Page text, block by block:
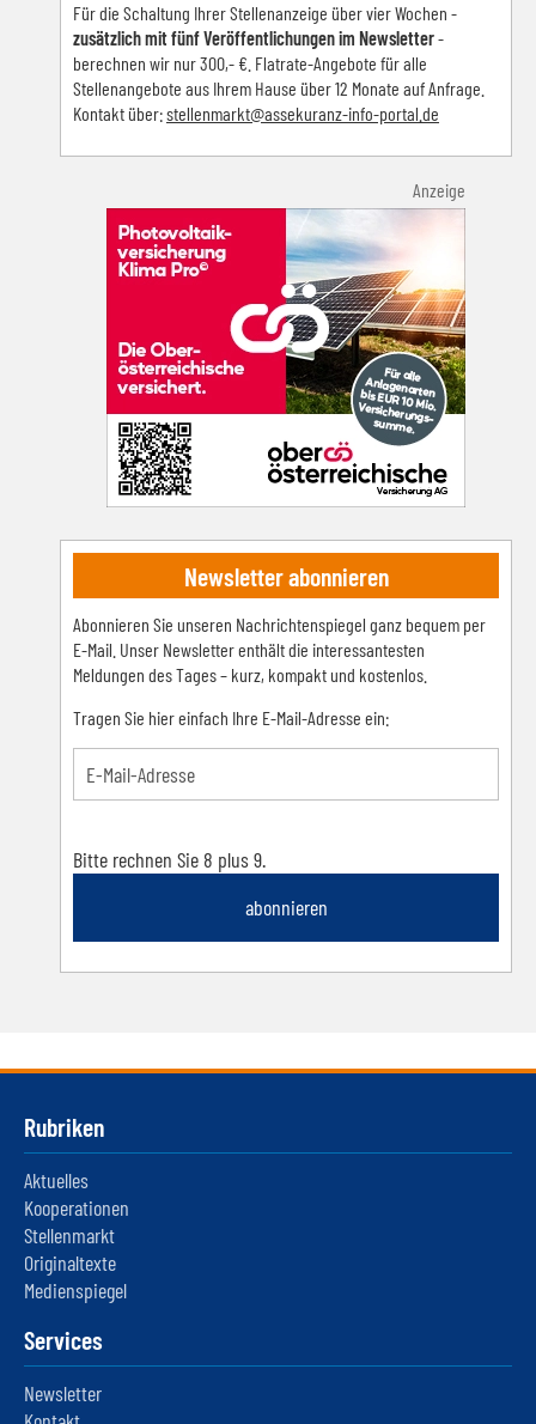
Für die Schaltung Ihrer Stellenanzeige über vier Wochen -
zusätzlich mit fünf Veröffentlichungen im Newsletter-
berechnen wir nur 300,- €. Flatrate-Angebote für alle
Stellenangebote aus Ihrem Hause über 12 Monate auf Anfrage.
Kontakt über:stellenmarkt@assekuranz-info-portal.de
Anzeige
Newsletter abonnieren
Abonnieren Sie unseren Nachrichtenspiegel ganz bequem per
E-Mail. Unser Newsletter enthält die interessantesten
Meldungen des Tages – kurz, kompakt und kostenlos.
Tragen Sie hier einfach Ihre E-Mail-Adresse ein:
Bitte rechnen Sie 8 plus 9.
abonnieren
Rubriken
Aktuelles
Kooperationen
Stellenmarkt
Originaltexte
Medienspiegel
Services
Newsletter